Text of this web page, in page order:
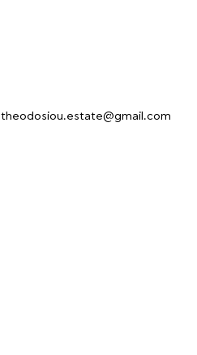
theodosiou.estate@gmail.com